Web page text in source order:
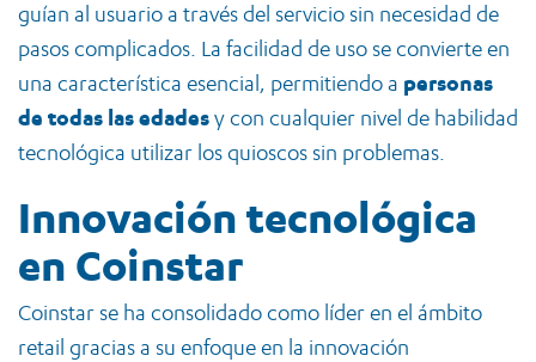
guían al usuario a través del servicio sin necesidad de
pasos complicados. La facilidad de uso se convierte en
una característica esencial, permitiendo a personas
de todas las edadesy con cualquier nivel de habilidad
tecnológica utilizar los quioscos sin problemas.
Innovación tecnológica
en Coinstar
Coinstar se ha consolidado como líder en el ámbito
retail gracias a su enfoque en la innovación